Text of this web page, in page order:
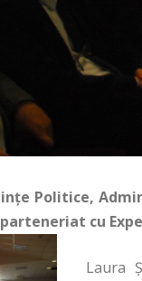
Politice,
cu
Laura